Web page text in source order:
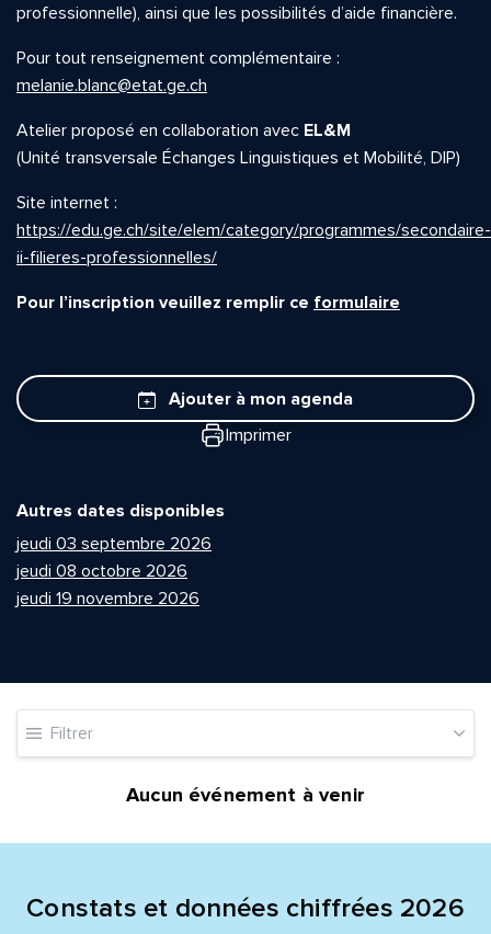
professionnelle), ainsi que les possibilités d’aide financière.
Pour tout renseignement complémentaire :
melanie.blanc@etat.ge.ch
Atelier proposé en collaboration avec EL&M
(Unité transversale Échanges Linguistiques et Mobilité, DIP)
Site internet :
https://edu.ge.ch/site/elem/category/programmes/secondaire-
ii-filieres-professionnelles/
Pour l’inscription veuillez remplir ce formulaire
Ajouter à mon agenda
Imprimer
Autres dates disponibles
jeudi 03 septembre 2026
jeudi 08 octobre 2026
jeudi 19 novembre 2026
Filtrer
Aucun événement à venir
Constats et données chiffrées 2026